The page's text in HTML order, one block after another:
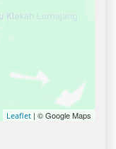
Leaflet | © Google Maps